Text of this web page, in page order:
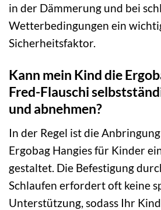
in der Dämmerung und bei
Wetterbedingungen ein
Sicherheitsfaktor.
Kann mein Kind die
Fred-Flauschi
und abnehmen?
In der Regel ist die
Ergobag Hangies für Kinder
gestaltet. Die Befestigung
Schlaufen erfordert oft keine
Unterstützung, sodass Ihr